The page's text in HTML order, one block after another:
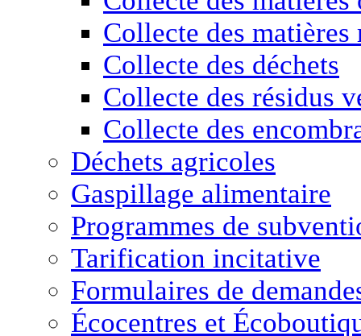
Collecte des matières
Collecte des déchets
Collecte des résidus
Collecte des
Déchets agricoles
Gaspillage alimentaire
Programmes de
Tarification incitative
Formulaires de
Écocentres et